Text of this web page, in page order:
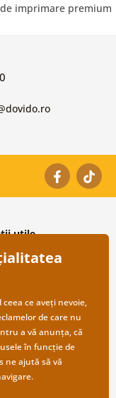
imprimare premium
utile
angroce aveți nevoie,
de care nu
a vă anunța, că
în funcție de
ne ajută să vă